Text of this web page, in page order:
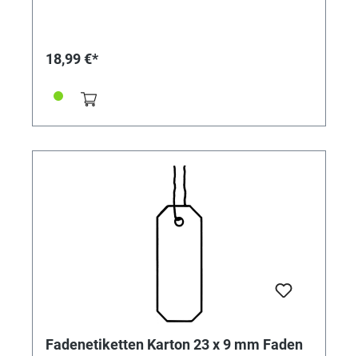
18,99 €*
Fadenetiketten Karton 23 x 9 mm Faden